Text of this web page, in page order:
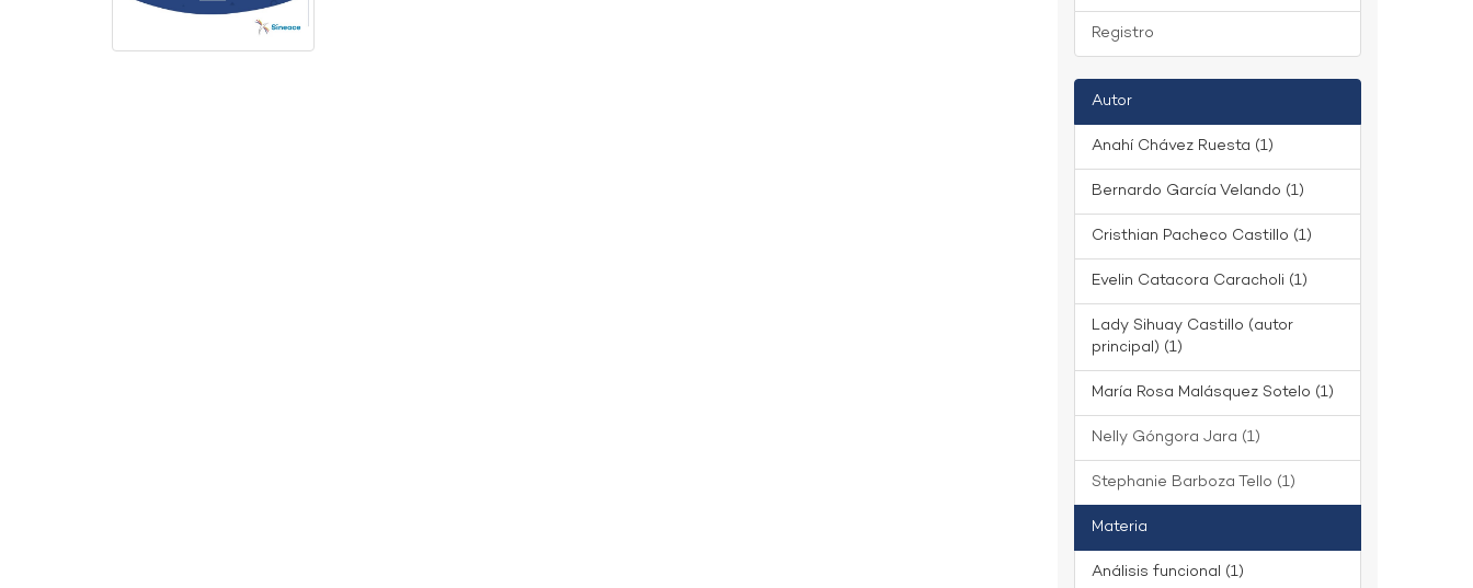
Registro
Autor
Anahí Chávez Ruesta (1)
Bernardo García Velando (1)
Cristhian Pacheco Castillo (1)
Evelin Catacora Caracholi (1)
Lady Sihuay Castillo (autor
principal) (1)
María Rosa Malásquez Sotelo (1)
Nelly Góngora Jara (1)
Stephanie Barboza Tello (1)
Materia
Análisis funcional (1)